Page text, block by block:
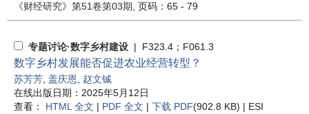
《财经研究》 第51卷第03期 , 页码：65 - 79
专题讨论·数字乡村建设 | F323.4；F061.3
数字乡村发展能否促进农业经营转型？
苏芳芳 盖庆恩
赵文铖
在线出版日期：2025年5月12日
查看： HTML 全文 | PDF 全文 | 下载 PDF(902.8 KB) | ESI